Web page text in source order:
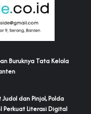
Buruknya Tata Kelola
dan Pinjol, Polda
Perkuat Literasi Digital